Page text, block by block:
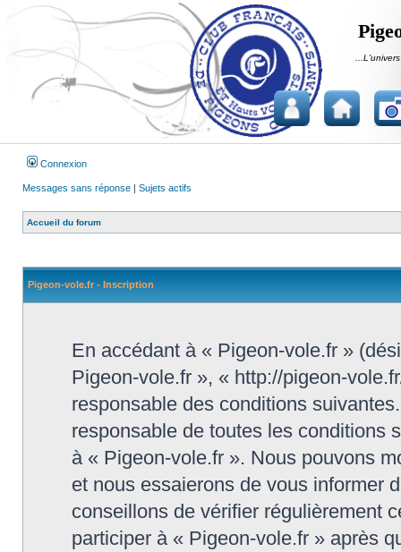
Connexion
Messages sans réponse | Sujets actifs
Accueil du forum
Pigeon-vole.fr - Inscription
En accédant à « Pigeon-vole.fr »
Pigeon-vole.fr », « http://pigeon-
responsable des conditions
responsable de toutes les conditions
à « Pigeon-vole.fr ». Nous pouvons
et nous essaierons de vous informer
conseillons de vérifier régulièrement
participer à « Pigeon-vole.fr » après